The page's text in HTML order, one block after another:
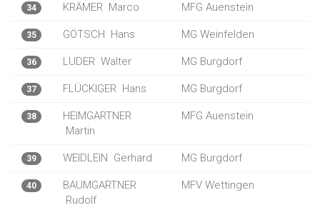
34 KRÄMER Marco MFG Auenstein
35 GÖTSCH Hans MG Weinfelden
36 LUDER Walter MG Burgdorf
37 FLÜCKIGER Hans MG Burgdorf
38
HEIMGARTNER
Martin
MFG Auenstein
39 WEIDLEIN Gerhard MG Burgdorf
40
BAUMGARTNER
Rudolf
MFV Wettingen